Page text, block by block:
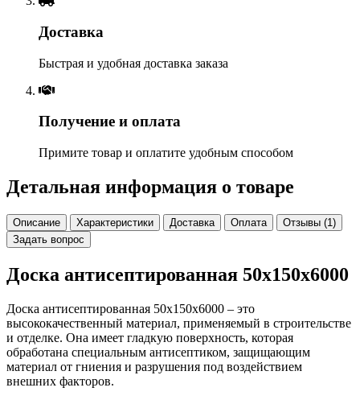
Доставка
Быстрая и удобная доставка заказа
Получение и оплата
Примите товар и оплатите удобным способом
Детальная информация о товаре
Описание Характеристики Доставка Оплата
Отзывы (1)
Задать вопрос
Доска антисептированная 50х150х6000
Доска антисептированная 50х150х6000 – это
высококачественный материал, применяемый в строительстве
и отделке. Она имеет гладкую поверхность, которая
обработана специальным антисептиком, защищающим
материал от гниения и разрушения под воздействием
внешних факторов.